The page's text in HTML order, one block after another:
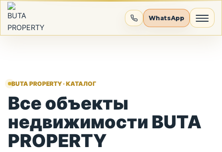
Перейти
содержимому
WhatsApp
Объекты
Локации
BUTA PROPERTY · КАТАЛОГ
Все объекты
недвижимости BUTA
PROPERTY